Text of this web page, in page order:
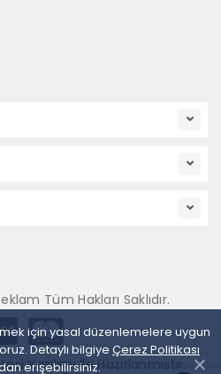
için yasal düzenlemelere uygun
Detaylı bilgiye Çerez Politikası
erişebilirsiniz.
Tüm Hakları Saklıdır.
Yazılımı İle Hazırlanmıştır.